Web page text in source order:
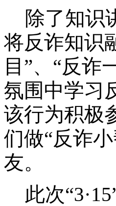
除了知识
将反诈知识
目”、“反诈
氛围中学习
该行为积极
们做“反诈
友。
此次